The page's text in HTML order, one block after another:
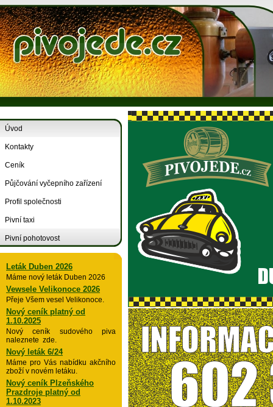
Úvod
Kontakty
Ceník
Půjčování vyčepního zařízení
Profil společnosti
Pivní taxi
Pivní pohotovost
Leták Duben 2026
Máme nový leták Duben 2026
Vewsele Velikonoce 2026
Přeje Všem vesel Velikonoce.
Nový ceník platný od
1.10.2025
Nový ceník sudového piva
naleznete zde.
Nový leták 6/24
Máme pro Vás nabídku akčního
zboží v novém letáku.
Nový ceník Plzeňského
Prazdroje platný od
1.10.2023